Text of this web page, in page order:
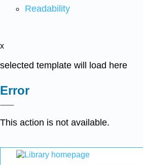
Readability
x
selected template will load here
Error
This action is not available.